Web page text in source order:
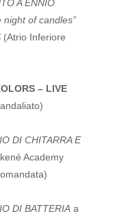
A ENNIO
night of candles”
(Atrio Inferiore
– LIVE
DI CHITARRA E
Academy
DI BATTERIA a